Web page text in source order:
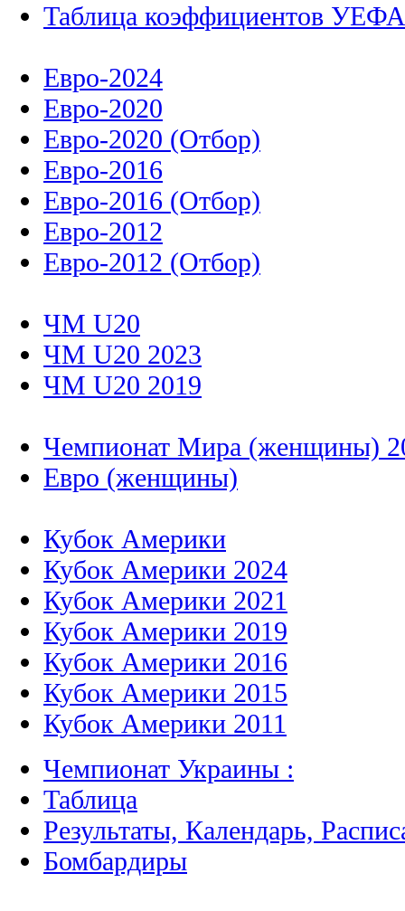
Таблица коэффициентов УЕФА
Евро-2024
Евро-2020
Евро-2020 (Отбор)
Евро-2016
Евро-2016 (Отбор)
Евро-2012
Евро-2012 (Отбор)
ЧМ U20
ЧМ U20 2023
ЧМ U20 2019
Чемпионат Мира (женщины)
Евро (женщины)
Кубок Америки
Кубок Америки 2024
Кубок Америки 2021
Кубок Америки 2019
Кубок Америки 2016
Кубок Америки 2015
Кубок Америки 2011
Чемпионат Украины :
Таблица
Результаты, Календарь,
Бомбардиры